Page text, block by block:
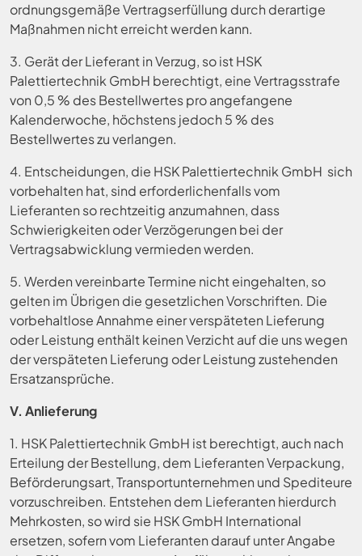
ordnungsgemäße Vertragserfüllung durch derartige
Maßnahmen nicht erreicht werden kann.
3. Gerät der Lieferant in Verzug, so ist HSK
Palettiertechnik GmbH berechtigt, eine Vertragsstrafe
von 0,5 % des Bestellwertes pro angefangene
Kalenderwoche, höchstens jedoch 5 % des
Bestellwertes zu verlangen.
4. Entscheidungen, die HSK Palettiertechnik GmbH sich
vorbehalten hat, sind erforderlichenfalls vom
Lieferanten so rechtzeitig anzumahnen, dass
Schwierigkeiten oder Verzögerungen bei der
Vertragsabwicklung vermieden werden.
5. Werden vereinbarte Termine nicht eingehalten, so
gelten im Übrigen die gesetzlichen Vorschriften. Die
vorbehaltlose Annahme einer verspäteten Lieferung
oder Leistung enthält keinen Verzicht auf die uns wegen
der verspäteten Lieferung oder Leistung zustehenden
Ersatzansprüche.
V. Anlieferung
1. HSK Palettiertechnik GmbH ist berechtigt, auch nach
Erteilung der Bestellung, dem Lieferanten Verpackung,
Beförderungsart, Transportunternehmen und Spediteure
vorzuschreiben. Entstehen dem Lieferanten hierdurch
Mehrkosten, so wird sie HSK GmbH International
ersetzen, sofern vom Lieferanten darauf unter Angabe